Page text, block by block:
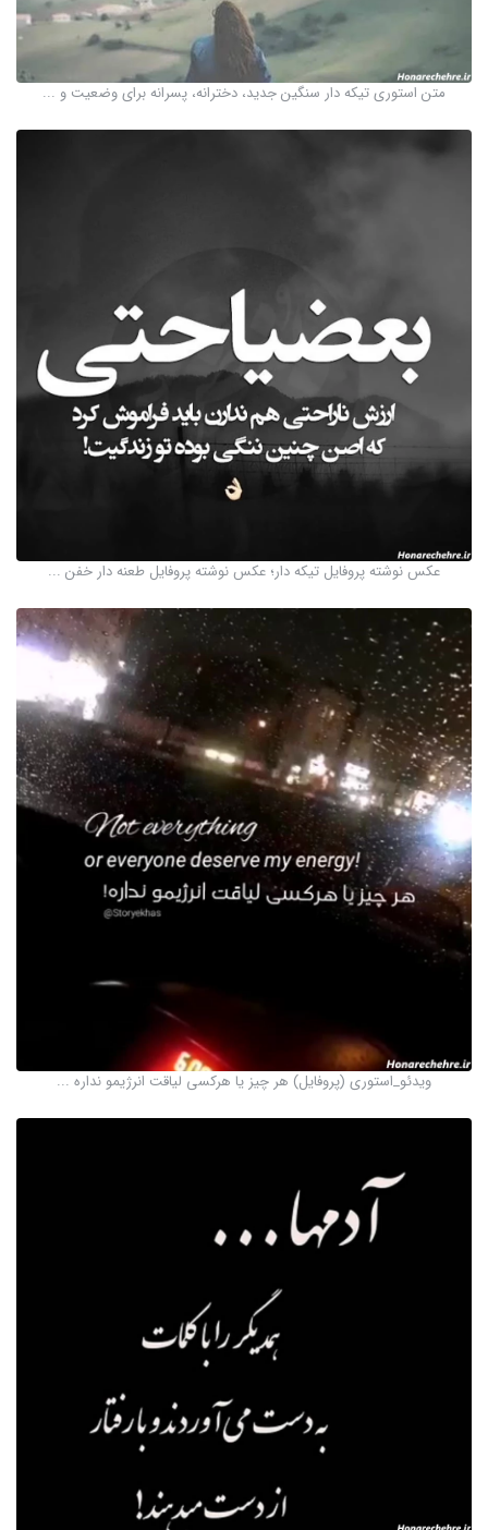
متن استوری تیکه دار سنگین جدید، دخترانه، پسرانه برای وضعیت و ...
عکس نوشته پروفایل تیکه دار؛ عکس نوشته پروفایل طعنه دار خفن ...
ویدئو_استوری (پروفایل) هر چیز یا هرکسی لیاقت انرژیمو نداره ...